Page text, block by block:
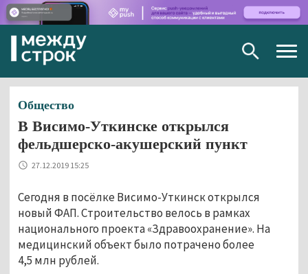
Общество
В Висимо-Уткинске открылся
фельдшерско-акушерский пункт
27.12.2019 15:25
Сегодня в посёлке Висимо-Уткинск открылся
новый ФАП. Строительство велось в рамках
национального проекта «Здравоохранение». На
медицинский объект было потрачено более
4,5 млн рублей.